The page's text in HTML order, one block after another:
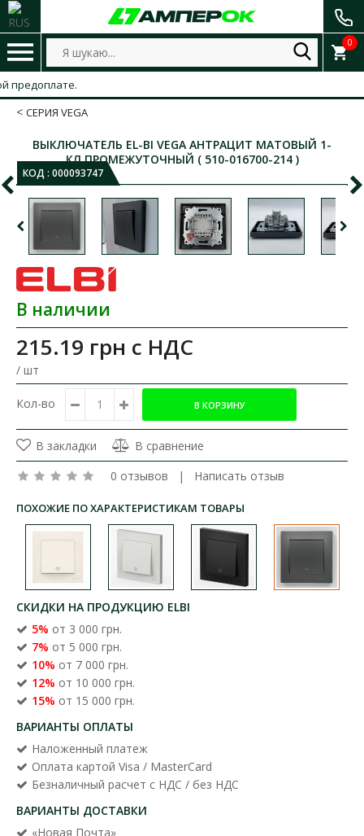
0
СЕРИЯ VEGA
ВЫКЛЮЧАТЕЛЬ EL-BI VEGA АНТРАЦИТ МАТОВЫЙ 1-
КЛ ПРОМЕЖУТОЧНЫЙ ( 510-016700-214 )
КОД : 000093747
В наличии
215.19 грн с НДС
/ шт
Кол-во
В закладки
В сравнение
0 отзывов | Написать отзыв
ПОХОЖИЕ ПО ХАРАКТЕРИСТИКАМ ТОВАРЫ
СКИДКИ НА ПРОДУКЦИЮ ELBI
5% от 3 000 грн.
7% от 5 000 грн.
10% от 7 000 грн.
12% от 10 000 грн.
15% от 15 000 грн.
ВАРИАНТЫ ОПЛАТЫ
Наложенный платеж
Оплата картой Visa / MasterCard
Безналичный расчет с НДС / без НДС
ВАРИАНТЫ ДОСТАВКИ
«Новая Почта»